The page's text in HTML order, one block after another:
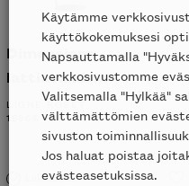
Dimensions
lattiavalaisin
LIGNE ROSET
1886
Liikkeessä
Käytämme
käyttökokemuksesi
Napsauttamalla
verkkosivustomme
Valitsemalla "Hylkää"
välttämättömien
sivuston
Jos haluat poistaa
evästeasetuksissa.